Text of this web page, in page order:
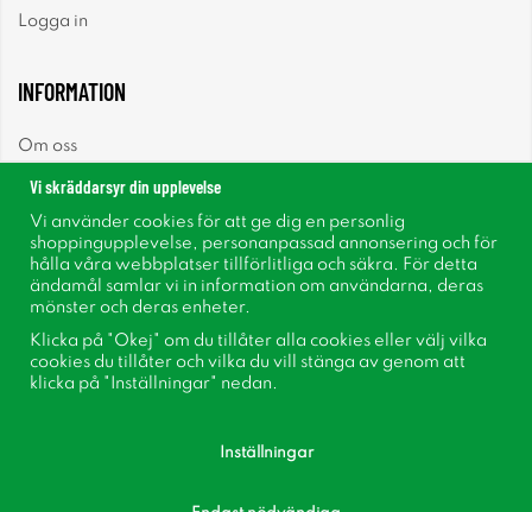
Logga in
INFORMATION
Om oss
Nyhetsbrev
Om cookies
Inspiration
Vi skräddarsyr din upplevelse
Vi använder cookies för att ge dig en personlig
shoppingupplevelse, personanpassad annonsering och för
hålla våra webbplatser tillförlitliga och säkra. För detta
ändamål samlar vi in information om användarna, deras
mönster och deras enheter.
Klicka på "Okej" om du tillåter alla cookies eller välj vilka
cookies du tillåter och vilka du vill stänga av genom att
klicka på "Inställningar" nedan.
Inställningar